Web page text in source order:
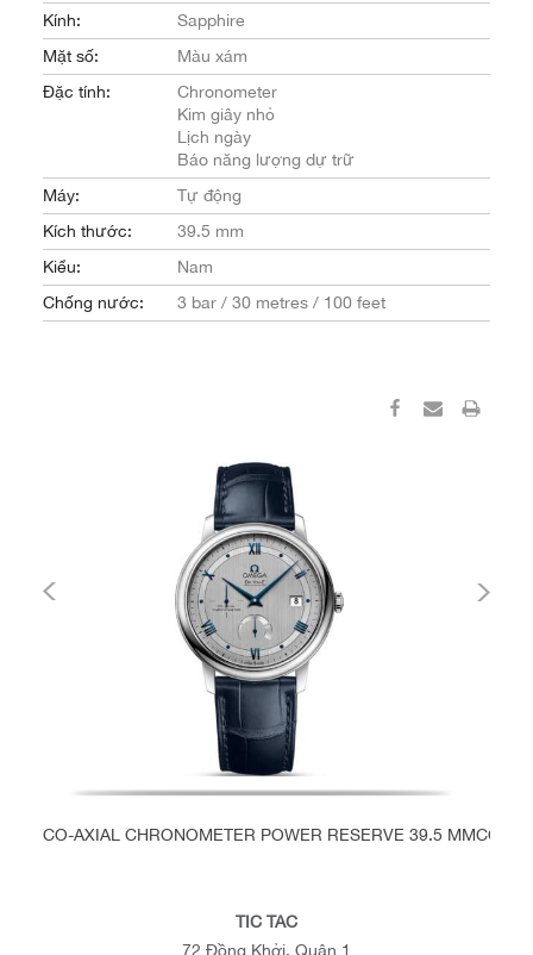
Kính:
Sapphire
Mặt số:
Màu xám
Đặc tính:
Chronometer
Kim giây nhỏ
Lịch ngày
Báo năng lượng dự trữ
Máy:
Tự động
Kích thước:
39.5 mm
Kiểu:
Nam
Chống nước:
3 bar / 30 metres / 100 feet
CO-AXIAL CHRONOMETER POWER RESERVE 39.5 MMCO-
TIC TAC
72 Đồng Khởi, Quận 1